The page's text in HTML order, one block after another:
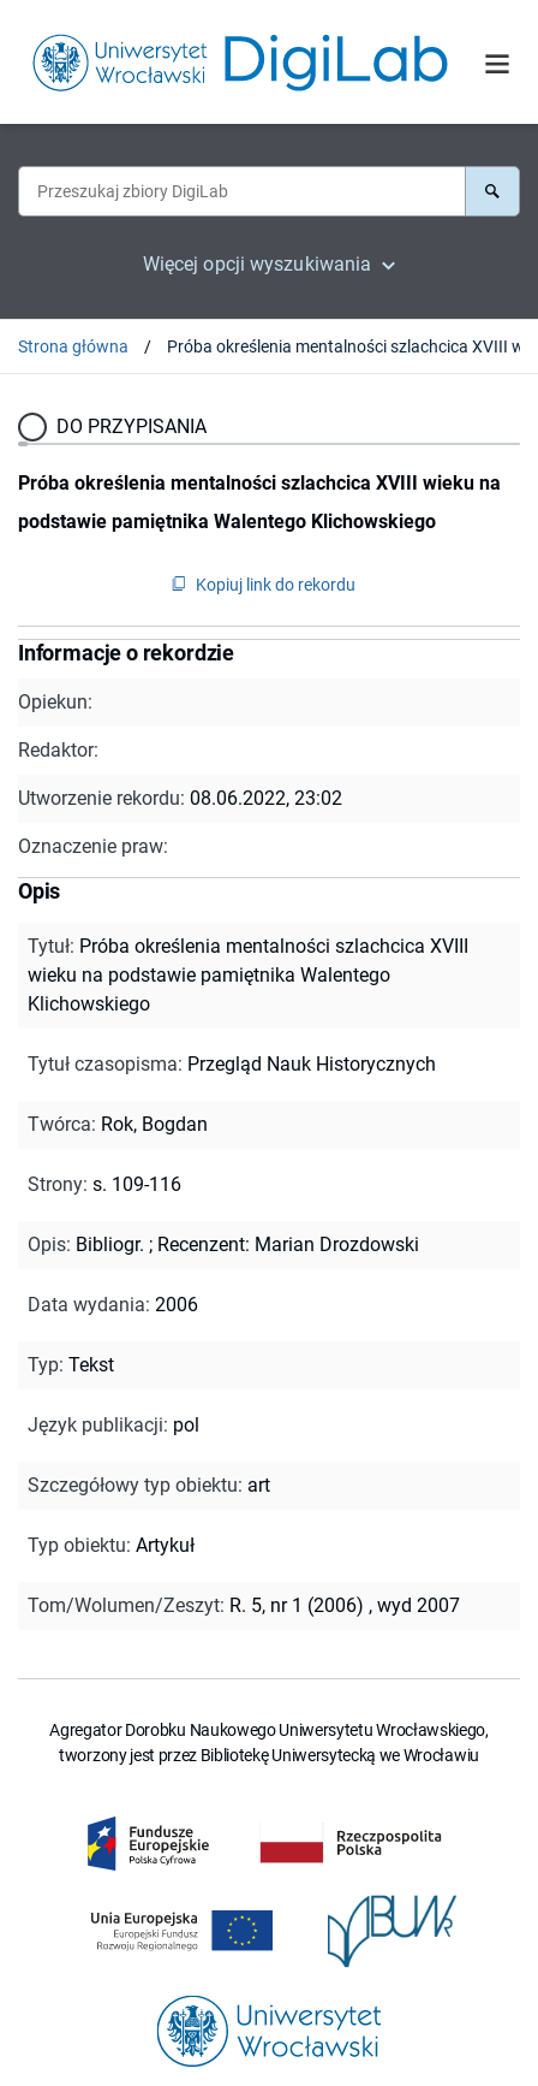
Więcej opcji wyszukiwania
Strona główna
DO PRZYPISANIA
Próba określenia mentalności szlachcica XVIII wieku na
podstawie pamiętnika Walentego Klichowskiego
Kopiuj link do rekordu
Informacje o rekordzie
Opiekun:
Redaktor:
Utworzenie rekordu: 08.06.2022, 23:02
Oznaczenie praw:
Opis
Tytuł: Próba określenia mentalności szlachcica XVIII
wieku na podstawie pamiętnika Walentego
Klichowskiego
Tytuł czasopisma: Przegląd Nauk Historycznych
Twórca: Rok, Bogdan
Strony: s. 109-116
Opis: Bibliogr. ; Recenzent: Marian Drozdowski
Data wydania: 2006
Typ: Tekst
Język publikacji: pol
Szczegółowy typ obiektu: art
Typ obiektu: Artykuł
Tom/Wolumen/Zeszyt: R. 5, nr 1 (2006) , wyd 2007
Agregator Dorobku Naukowego Uniwersytetu Wrocławskiego,
tworzony jest przez Bibliotekę Uniwersytecką we Wrocławiu